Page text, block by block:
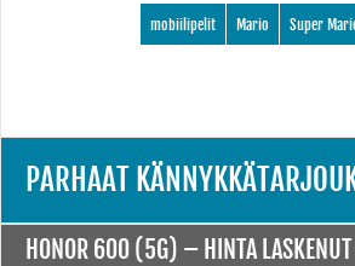
Super
Mario
mobiilipelit
PARHAAT
HONOR 600 (5G) – HINTA